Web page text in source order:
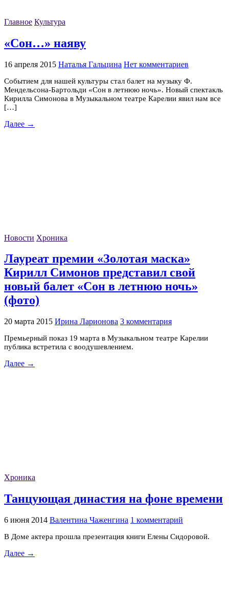
Главное Культура
«Сон…» наяву
16 апреля 2015 Наталья Гальцина Нет комментариев
Событием для нашей культуры стал балет на музыку Ф.
Мендельсона-Бартольди «Сон в летнюю ночь». Новый спектакль
Кирилла Симонова в Музыкальном театре Карелии явил нам все
[…]
Далее →
Новости Хроника
Лауреат премии «Золотая маска»
Кирилл Симонов представил свой
новый балет «Сон в летнюю ночь»
(фото)
20 марта 2015 Ирина Ларионова 3 комментария
Премьерный показ 19 марта в Музыкальном театре Карелии
публика встретила с воодушевлением.
Далее →
Хроника
Танцующая династия на фоне времени
6 июня 2014 Валентина Чаженгина 1 комментарий
В Доме актера прошла презентация книги Елены Сидоровой.
Далее →